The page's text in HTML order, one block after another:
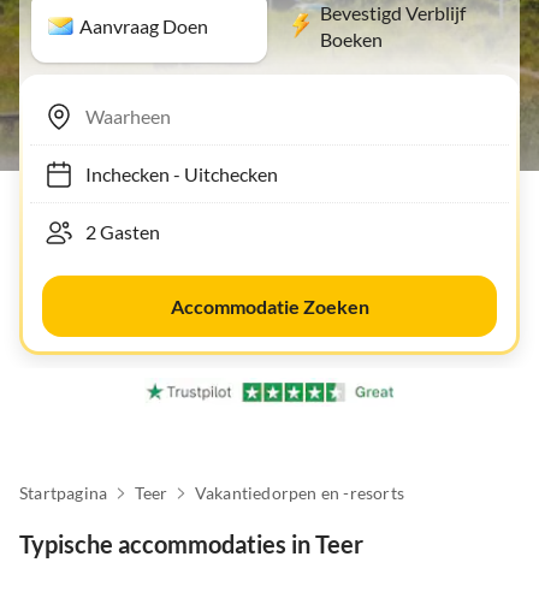
Aanvraag Doen
Bevestigd Verblijf
Boeken
Inchecken- Uitchecken
Accommodatie Zoeken
Startpagina Teer Vakantiedorpen en -resorts
Typische accommodaties in Teer